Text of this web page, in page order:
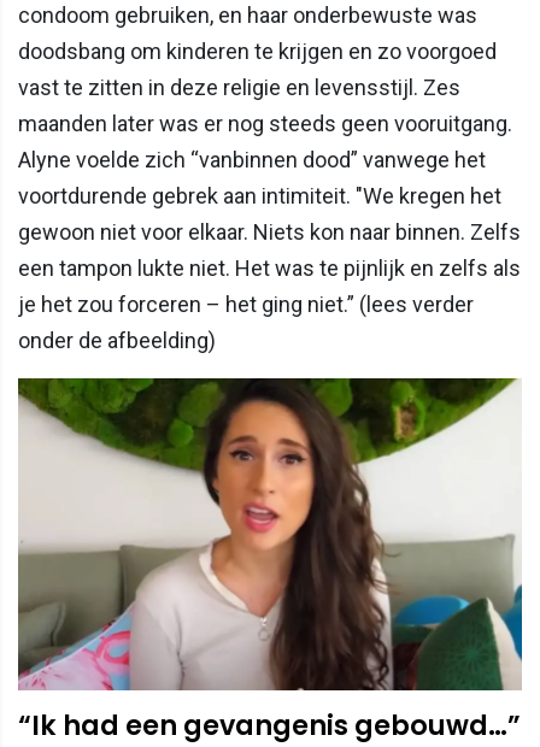
condoom gebruiken, en haar onderbewuste was
doodsbang om kinderen te krijgen en zo voorgoed
vast te zitten in deze religie en levensstijl. Zes
maanden later was er nog steeds geen vooruitgang.
Alyne voelde zich “vanbinnen dood” vanwege het
voortdurende gebrek aan intimiteit. "We kregen het
gewoon niet voor elkaar. Niets kon naar binnen. Zelfs
een tampon lukte niet. Het was te pijnlijk en zelfs als
je het zou forceren – het ging niet.” (lees verder
onder de afbeelding)
“Ik had een gevangenis gebouwd…”